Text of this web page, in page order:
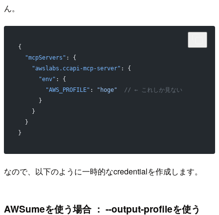
ん。
{
  "mcpServers"
: {
    "awslabs.ccapi-mcp-server"
: {
      "env"
: {
        "AWS_PROFILE"
: "hoge"
  // ← これしか見ない
      }
    }
  }
}
なので、以下のように一時的なcredentialを作成します。
AWSumeを使う場合 ： --output-profileを使う